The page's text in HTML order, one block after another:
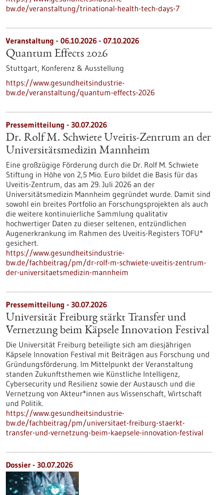
bw.de/veranstaltung/trinational-health-tech-days-7
Veranstaltung - 06.10.2026 - 07.10.2026
Quantum Effects 2026
Stuttgart, Konferenz & Ausstellung
https://www.gesundheitsindustrie-
bw.de/veranstaltung/quantum-effects-2026
Pressemitteilung - 30.07.2026
Dr. Rolf M. Schwiete Uveitis-Zentrum an der
Universitätsmedizin Mannheim
Eine großzügige Förderung durch die Dr. Rolf M. Schwiete
Stiftung in Höhe von 2,5 Mio. Euro bildet die Basis für das
Uveitis-Zentrum, das am 29. Juli 2026 an der
Universitätsmedizin Mannheim gegründet wurde. Damit sind
sowohl ein breites Portfolio an Forschungsprojekten als auch
die weitere kontinuierliche Sammlung qualitativ
hochwertiger Daten zu dieser seltenen, entzündlichen
Augenerkrankung im Rahmen des Uveitis-Registers TOFU*
gesichert.
https://www.gesundheitsindustrie-
bw.de/fachbeitrag/pm/dr-rolf-m-schwiete-uveitis-zentrum-
der-universitaetsmedizin-mannheim
Pressemitteilung - 30.07.2026
Universität Freiburg stärkt Transfer und
Vernetzung beim Käpsele Innovation Festival
Die Universität Freiburg beteiligte sich am diesjährigen
Käpsele Innovation Festival mit Beiträgen aus Forschung und
Gründungsförderung. Im Mittelpunkt der Veranstaltung
standen Zukunftsthemen wie Künstliche Intelligenz,
Cybersecurity und Resilienz sowie der Austausch und die
Vernetzung von Akteur*innen aus Wissenschaft, Wirtschaft
und Politik.
https://www.gesundheitsindustrie-
bw.de/fachbeitrag/pm/universitaet-freiburg-staerkt-
transfer-und-vernetzung-beim-kaepsele-innovation-festival
Dossier - 30.07.2026